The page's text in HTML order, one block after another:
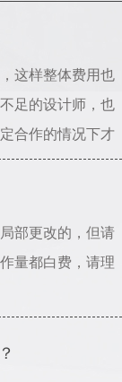
这样整体费用也
足的设计师，也
合作的情况下才
部更改的，但请
量都白费，请理